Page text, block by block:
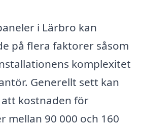
i Lärbro kan
på flera faktorer såsom
komplexitet
Generellt sett kan
kostnaden för
mellan 90 000 och 160